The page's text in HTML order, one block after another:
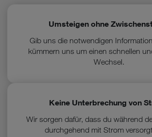
Umsteigen ohne
Gib uns die notwendigen
kümmern uns um einen schnellen
Wechsel.
Keine Unterbrechung von
Wir sorgen dafür, dass du während
durchgehend mit Strom